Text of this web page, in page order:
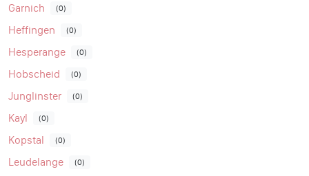
Garnich (0)
Heffingen (0)
Hesperange (0)
Hobscheid (0)
Junglinster (0)
Kayl (0)
Kopstal (0)
Leudelange (0)